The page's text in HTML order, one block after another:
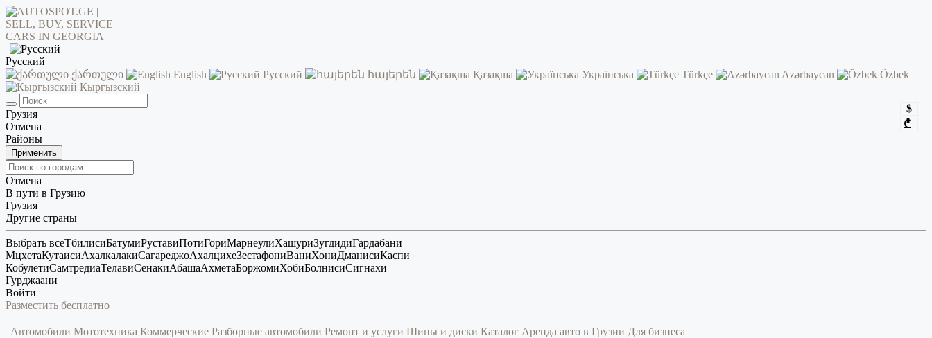
Русский
ქართული
English Русский հայերեն Қазақша Українська Türkçe Azərbaycan
Özbek
Кыргызский
$
₾
Грузия
Отмена
Районы
Применить
Отмена
В пути в Грузию
Грузия
Другие страны
Выбрать всеТбилисиБатумиРуставиПотиГориМарнеулиХашуриЗугдидиГардабани
МцхетаКутаисиАхалкалакиСагареджоАхалцихеЗестафониВаниХониДманисиКаспи
КобулетиСамтредиаТелавиСенакиАбашаАхметаБоржомиХобиБолнисиСигнахи
Гурджаани
Войти
Разместить бесплатно
Автомобили Мототехника Коммерческие Разборные автомобили Ремонт и услуги Шины и диски Каталог Аренда авто в Грузии Для бизнеса